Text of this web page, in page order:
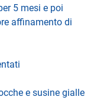
5 mesi e poi
affinamento di
e susine gialle